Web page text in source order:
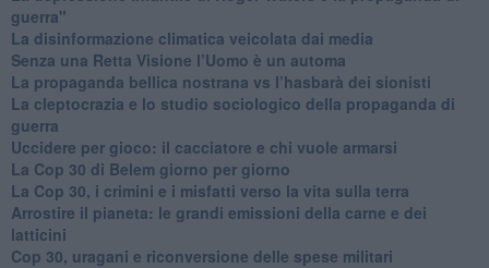
guerra"
​La disinformazione climatica veicolata dai media
Senza una Retta Visione l’Uomo è un automa
​La propaganda bellica nostrana vs l’hasbarà dei sionisti
​La cleptocrazia e lo studio sociologico della propaganda di
guerra
​Uccidere per gioco: il cacciatore e chi vuole armarsi
​La Cop 30 di Belem giorno per giorno
La Cop 30, i crimini e i misfatti verso la vita sulla terra
Arrostire il pianeta: le grandi emissioni della carne e dei
latticini
​Cop 30, uragani e riconversione delle spese militari